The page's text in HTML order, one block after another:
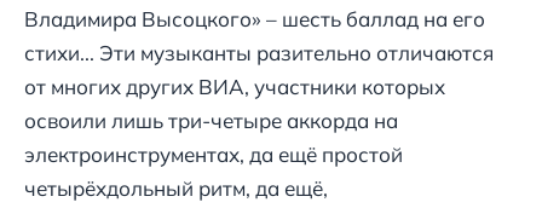
Владимира Высоцкого» – шесть баллад на его
стихи... Эти музыканты разительно отличаются
от многих других ВИА, участники которых
освоили лишь три-четыре аккорда на
электроинструментах, да ещё простой
четырёхдольный ритм, да ещё,